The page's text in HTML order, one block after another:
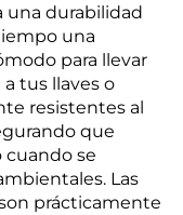
una durabilidad
una
para llevar
tus llaves o
resistentes al
que
cuando se
Las
prácticamente